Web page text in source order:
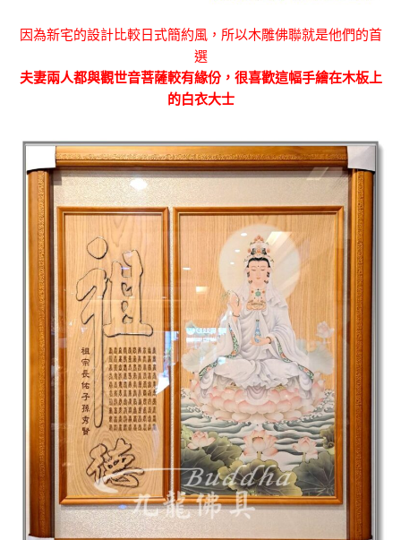
因為新宅的設計比較日式簡約風，所以木雕佛聯就是他們的首
選
夫妻兩人都與觀世音菩薩較有緣份，很喜歡這幅手繪在木板上
的白衣大士